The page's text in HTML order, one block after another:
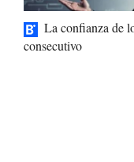
La confianza de
consecutivo